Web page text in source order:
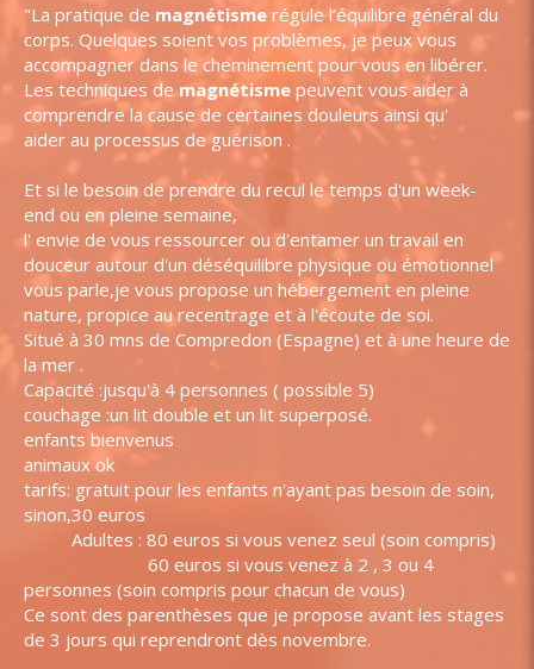
"La pratique de magnétisme régule l’équilibre général du
corps. Quelques soient vos problèmes, je peux vous
accompagner dans le cheminement pour vous en libérer.
Les techniques de magnétisme peuvent vous aider à
comprendre la cause de certaines douleurs ainsi qu'
aider au processus de guérison .
Et si le besoin de prendre du recul le temps d'un week-
end ou en pleine semaine,
l' envie de vous ressourcer ou d'entamer un travail en
douceur autour d'un déséquilibre physique ou émotionnel
vous parle,je vous propose un hébergement en pleine
nature, propice au recentrage et à l'écoute de soi.
Situé à 30 mns de Compredon (Espagne) et à une heure de
la mer .
Capacité :jusqu'à 4 personnes ( possible 5)
couchage :un lit double et un lit superposé.
enfants bienvenus
animaux ok
tarifs: gratuit pour les enfants n'ayant pas besoin de soin,
sinon,30 euros
Adultes : 80 euros si vous venez seul (soin compris)
60 euros si vous venez à 2 , 3 ou 4
personnes (soin compris pour chacun de vous)
Ce sont des parenthèses que je propose avant les stages
de 3 jours qui reprendront dès novembre.